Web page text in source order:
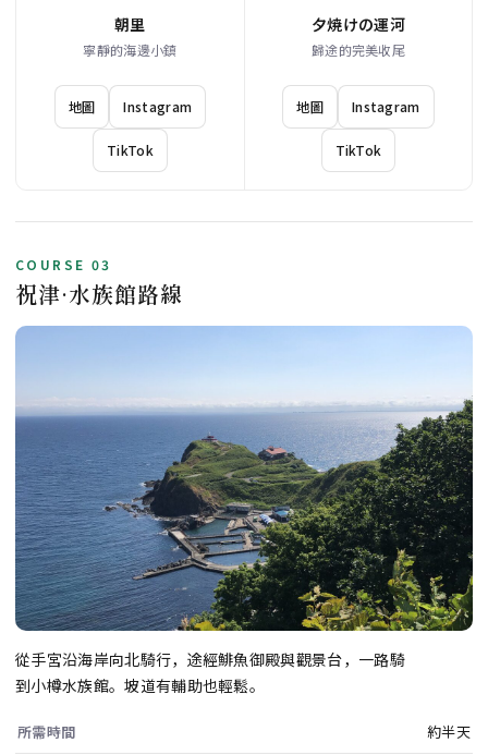
朝里
寧靜的海邊小鎮
地圖 Instagram
TikTok
夕焼けの運河
歸途的完美收尾
地圖 Instagram
TikTok
COURSE 03
祝津·水族館路線
從手宮沿海岸向北騎行，途經鯡魚御殿與觀景台，一路騎
到小樽水族館。坡道有輔助也輕鬆。
所需時間 約半天